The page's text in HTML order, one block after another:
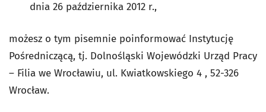
dnia 26 października 2012 r.,
możesz o tym pisemnie poinformować Instytucję
Pośredniczącą, tj. Dolnośląski Wojewódzki Urząd Pracy
– Filia we Wrocławiu, ul. Kwiatkowskiego 4 , 52-326
Wrocław.